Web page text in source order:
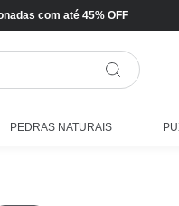
com até 45% OFF
PEDRAS NATURAIS